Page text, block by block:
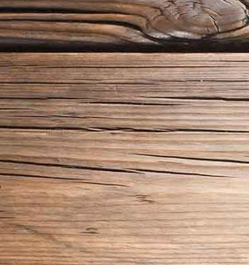
Mirjam Schilderwerk buiten